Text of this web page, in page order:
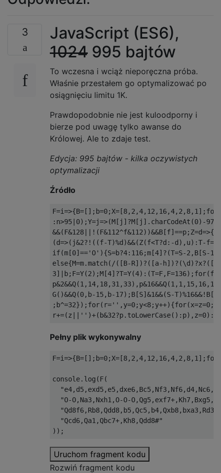
3
JavaScript (ES6),
1024 995 bajtów
To wczesna i wciąż nieporęczna próba.
Właśnie przestałem go optymalizować po
osiągnięciu limitu 1K.
Prawdopodobnie nie jest kuloodporny i
bierze pod uwagę tylko awanse do
Królowej. Ale to zdaje test.
Edycja: 995 bajtów - kilka oczywistych
optymalizacji
Źródło
:n>95|0);Y=j=>(M[j]?M[j].charCodeAt(0)-
(d=>(j&2?!((f-T)%d)&&(Z(f<T?d:-d),u):T-
if(m[0]=='O'){S=b?4:116;m[4]?(T=S-2,B[S-
else{M=m.match(/([B-R])?([a-
G()&&Q(0,b-15,b-17);B[S]&1&&(S-
Pełny plik wykonywalny
F=i=>{B=[]; b=0; X=[8, 2 ,4, 12 , 16,4, 2 , 8, 1 ]; for
console. log (F(
"O-O,Na3,Nxh1,O-O-
"Qcd6,Qa1,Qbc7+,Kh8,Qdd8#"
));
Uruchom fragment kodu
Rozwiń fragment kodu